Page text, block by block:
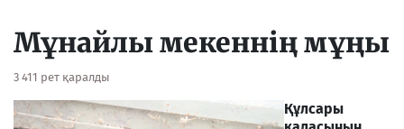
Мұнайлы мекеннің мұңы
3 411 рет қаралды
Құлсары